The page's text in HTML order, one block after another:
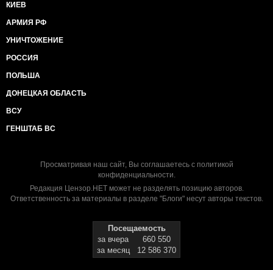
КИЕВ
АРМИЯ РФ
УНИЧТОЖЕНИЕ
РОССИЯ
ПОЛЬША
ДОНЕЦКАЯ ОБЛАСТЬ
ВСУ
ГЕНШТАБ ВС
Просматривая наш сайт, Вы соглашаетесь с политикой
конфиденциальности.
Редакция Цензор.НЕТ может не разделять позицию авторов.
Ответственность за материалы в разделе "Блоги" несут авторы текстов.
Посещаемость
за вчера
660 550
за месяц
12 586 370